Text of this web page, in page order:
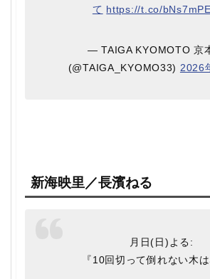
て https://t.co/
— TAIGA KYOMOTO 京
(@TAIGA_KYOMO33) 2026
新海映里／長濱ねる
月日(日)よる:
『10回切って倒れない木は